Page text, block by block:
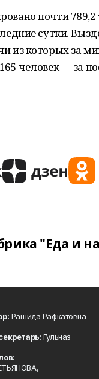
почти
сутки.
из которых за
человек — за
"Еда и
Рашида Рафкатовна
Гульназ